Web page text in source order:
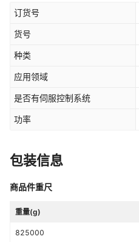
订货号
货号
种类
应用领域
是否有伺服控制系统
功率
包装信息
商品件重尺
重量(g)
825000